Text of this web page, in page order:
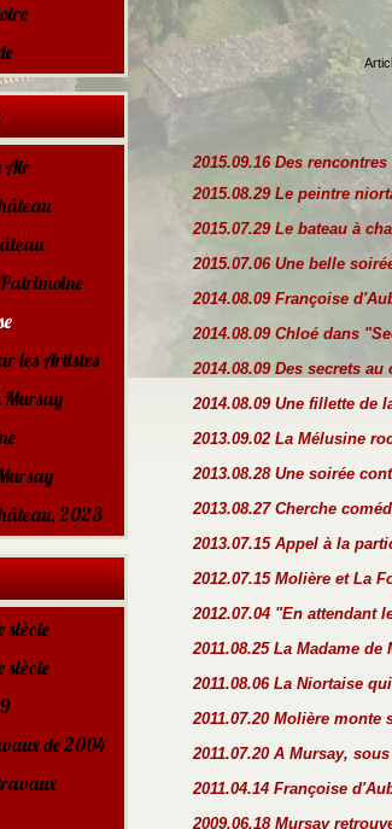
Air
les Artistes
Mursay
2023
siècle
siècle
de 2004
2015.09.16 Des
2015.08.29 Le peintre
2015.07.29 Le bateau à
2015.07.06 Une belle
2014.08.09 Françoise
2014.08.09 Chloé dans
2014.08.09 Des secrets
2014.08.09 Une fillette de
2013.09.02 La Mélusine
2013.08.28 Une soirée
2013.08.27 Cherche
2013.07.15 Appel à la
2012.07.15 Molière et La
2012.07.04 "En attendant
2011.08.25 La Madame
2011.08.06 La Niortaise
2011.07.20 Molière monte
2011.07.20 A Mursay,
2011.04.14 Françoise
2009.06.18 Mursay